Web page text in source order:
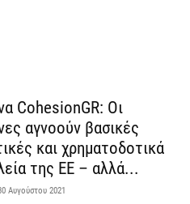
CohesionGR: Οι
αγνοούν βασικές
και χρηματοδοτικά
της ΕΕ – αλλά...
Αυγούστου 2021